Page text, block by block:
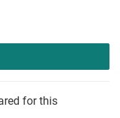
for this